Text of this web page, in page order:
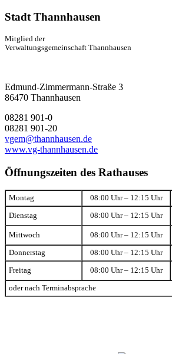
Stadt Thannhausen
Mitglied der
Verwaltungsgemeinschaft Thannhausen
Edmund-Zimmermann-Straße 3
86470 Thannhausen
08281 901-0
08281 901-20
vgem@thannhausen.de
www.vg-thannhausen.de
Öffnungszeiten des Rathauses
Montag 08:00 Uhr – 12:15 Uhr
Dienstag 08:00 Uhr – 12:15 Uhr
Mittwoch 08:00 Uhr – 12:15 Uhr
Donnerstag 08:00 Uhr – 12:15 Uhr
Freitag 08:00 Uhr – 12:15 Uhr
oder nach Terminabsprache